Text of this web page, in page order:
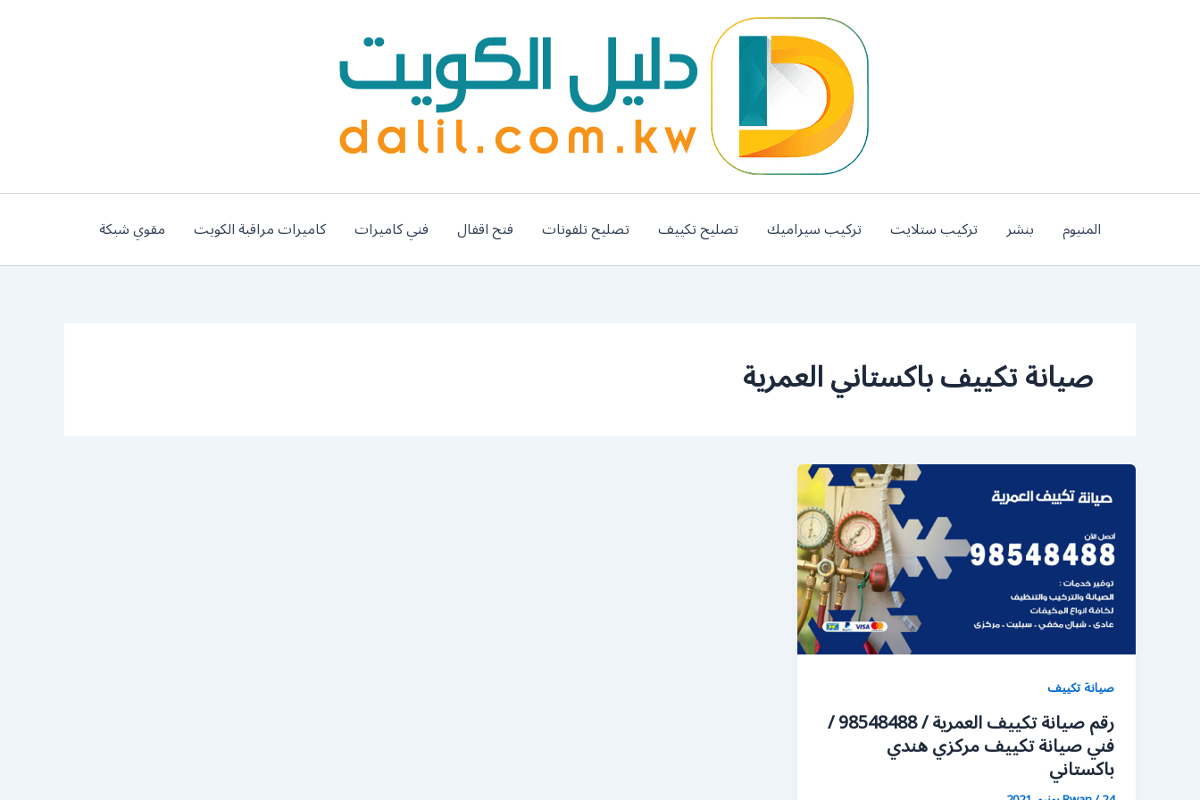
المنيوم بنشر تركيب ستلايت تركيب سيراميك تصليح تكييف تصليح تلفونات فتح اقفال فني كاميرات كاميرات مراقبة الكويت مقوي شبكة
صيانة تكييف باكستاني العمرية
صيانة تكييف
رقم صيانة تكييف العمرية / 98548488 /
فني صيانة تكييف مركزي هندي
باكستاني